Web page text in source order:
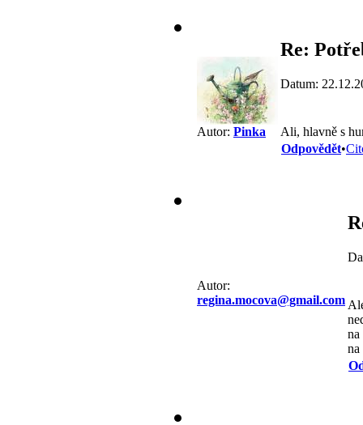
Autor: Pinka
Re:
Datum:
Ali, hlavně s
Odpovědět•
Autor:
regina.mocova@gmail.com
na
na